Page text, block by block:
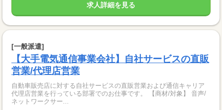
求人詳細を見る
[一般派遣]
【大手電気通信事業会社】自社サービスの直販
営業/代理店営業
自動車販売店に対する自社サービスの直販営業および通信キャリア
代理店営業を行っている部署でのお仕事です。 【商材/対象】 音声/
ネットワークサー...